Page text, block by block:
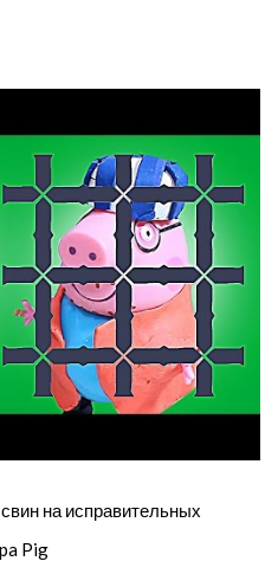
на исправительных
Pig